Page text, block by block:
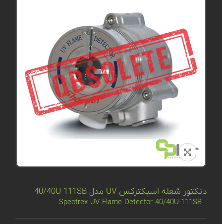
دتکتور شعله اسپکترکس UV مدل 40/40U-111SB
Spectrex UV Flame Detector 40/40U-111SB